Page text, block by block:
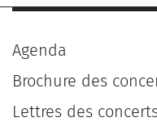
Agenda
Brochure des
Lettres des